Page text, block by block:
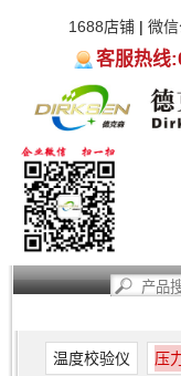
1688店铺| 微
客服热线
温度校验仪 压